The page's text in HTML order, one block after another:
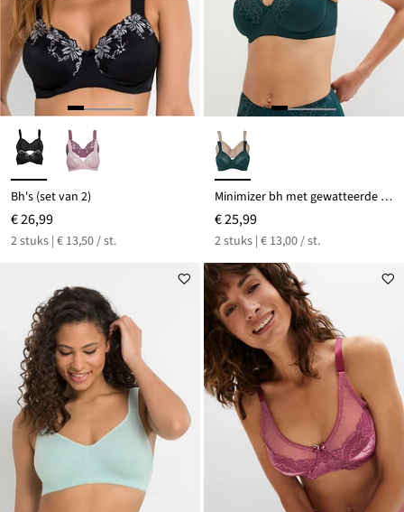
Bh's (set van 2)
€ 26,99
2 stuks | € 13,50 / st.
Minimizer bh met gewatteerde schouderbandjes (set van 2)
€ 25,99
2 stuks | € 13,00 / st.